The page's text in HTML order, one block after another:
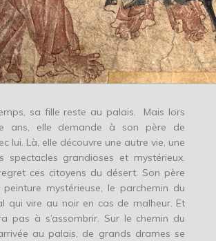
sa fille reste au palais. Mais lors
ans, elle demande à son père de
lui. Là, elle découvre une autre vie, une
spectacles grandioses et mystérieux.
ces citoyens du désert. Son père
peinture mystérieuse, le parchemin du
qui vire au noir en cas de malheur. Et
pas à s’assombrir. Sur le chemin du
au palais, de grands drames se